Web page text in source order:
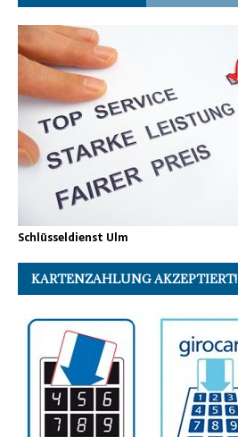
Schlüsseldienst Ulm
KARTENZAHLUNG AKZEPTIERT!